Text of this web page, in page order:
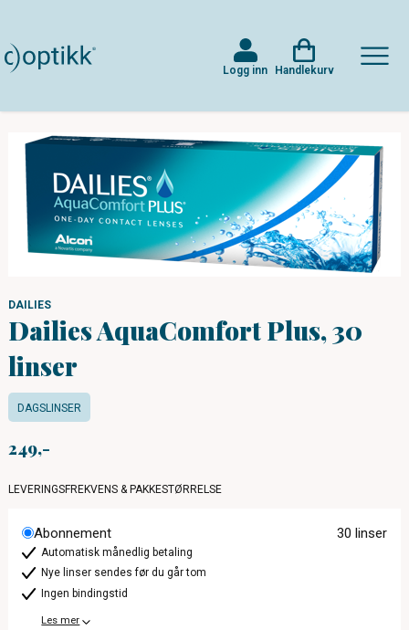
Logg inn Handlekurv
DAILIES
Dailies AquaComfort Plus, 30
linser
DAGSLINSER
249
LEVERINGSFREKVENS & PAKKESTØRRELSE
Abonnement 30 linser
Automatisk månedlig betaling
Nye linser sendes før du går tom
Ingen bindingstid
Les mer